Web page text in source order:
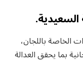
الخاصة باللجان،
بما يحقق العدالة